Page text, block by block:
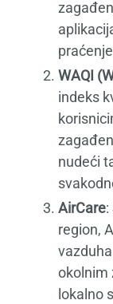
WAQI
indeks
nudeći
AirCare
region,
okolnim
lokalno